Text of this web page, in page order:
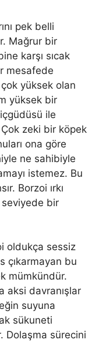
pek belli
Mağrur bir
karşı sıcak
mesafede
yüksek olan
yüksek bir
ile
zeki bir köpek
ona göre
ne sahibiyle
istemez. Bu
Borzoi ırkı
bir
oldukça sessiz
çıkarmayan bu
mümkündür.
aksi davranışlar
suyuna
sükuneti
Dolaşma sürecini